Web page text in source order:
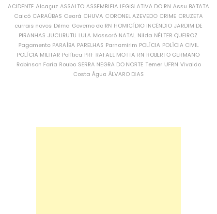
ACIDENTE Alcaçuz ASSALTO ASSEMBLEIA LEGISLATIVA DO RN Assu BATATA
Caicó CARAÚBAS Ceará CHUVA CORONEL AZEVEDO CRIME CRUZETA
currais novos Dilma Governo do RN HOMICÍDIO INCÊNDIO JARDIM DE
PIRANHAS JUCURUTU LULA Mossoró NATAL Nilda NÉLTER QUEIROZ
Pagamento PARAÍBA PARELHAS Parnamirim POLÍCIA POLÍCIA CIVIL
POLÍCIA MILITAR Política PRF RAFAEL MOTTA RN ROBERTO GERMANO
Robinson Faria Roubo SERRA NEGRA DO NORTE Temer UFRN Vivaldo
Costa Água ÁLVARO DIAS